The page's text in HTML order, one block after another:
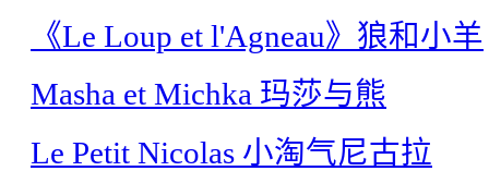
《Le Loup et l'Agneau》狼和小羊
Masha et Michka 玛莎与熊
Le Petit Nicolas 小淘气尼古拉